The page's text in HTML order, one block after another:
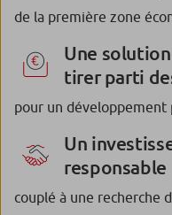
de la première zone
Une solution
tirer parti
pour un développement
Un
responsable
couplé à une recherche